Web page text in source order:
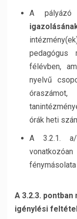
A pályázó
pedagógus
félévben,
nyelvű
órák heti
A 3.2.1. a/
fénymásolata
A 3.2.3.
igénylési